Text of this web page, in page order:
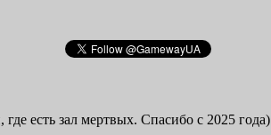
есть зал мертвых. Спасибо с 2025 года)